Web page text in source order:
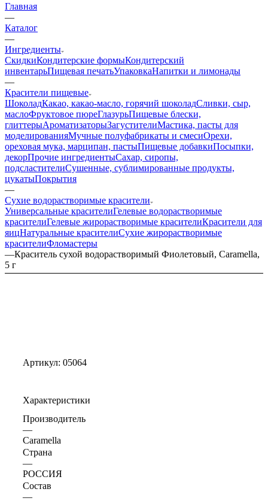
Главная
—
Каталог
—
Ингредиенты
СкидкиКондитерские формыКондитерский
инвентарьПищевая печатьУпаковкаНапитки и лимонады
—
Красители пищевые
ШоколадКакао, какао-масло, горячий шоколадСливки, сыр,
маслоФруктовое пюреГлазурьПищевые блески,
глиттерыАроматизаторыЗагустителиМастика, пасты для
моделированияМучные полуфабрикаты и смесиОрехи,
ореховая мука, марципан, пастыПищевые добавкиПосыпки,
декорПрочие ингредиентыСахар, сиропы,
подсластителиСушенные, сублимированные продукты,
цукатыПокрытия
—
Сухие водорастворимые красители
Универсальные красителиГелевые водорастворимые
красителиГелевые жирорастворимые красителиКрасители для
яицНатуральные красителиСухие жирорастворимые
красителиФломастеры
—Краситель сухой водорастворимый Фиолетовый, Caramella,
5 г
Артикул: 05064
Характеристики
Производитель
—
Caramella
Страна
—
РОССИЯ
Состав
—